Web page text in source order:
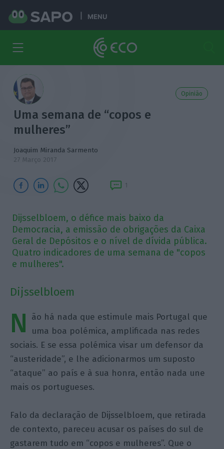
MENU
Opinião
Uma semana de “copos e
mulheres”
Joaquim Miranda Sarmento
27 Março 2017
1
Dijsselbloem, o défice mais baixo da
Democracia, a emissão de obrigações da Caixa
Geral de Depósitos e o nível de dívida pública.
Quatro indicadores de uma semana de "copos
e mulheres".
Dijsselbloem
N
ão há nada que estimule mais Portugal que
uma boa polémica, amplificada nas redes
sociais. E se essa polémica visar um defensor da
“austeridade”, e lhe adicionarmos um suposto
“ataque” ao país e à sua honra, então nada une
mais os portugueses.
Falo da declaração de Dijsselbloem, que retirada
de contexto, pareceu acusar os países do sul de
gastarem tudo em “copos e mulheres”. Que o